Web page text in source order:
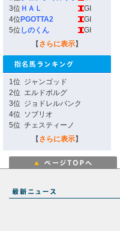
3位 ＨＡＬ
GI
4位 PGOTTA2
GI
5位 しのくん
GI
【 さらに表示】
1位 ジャンゴッド
2位 エルドボルグ
3位 ジョドレルバンク
4位 ソブリオ
5位 チェスティーノ
【 さらに表示】